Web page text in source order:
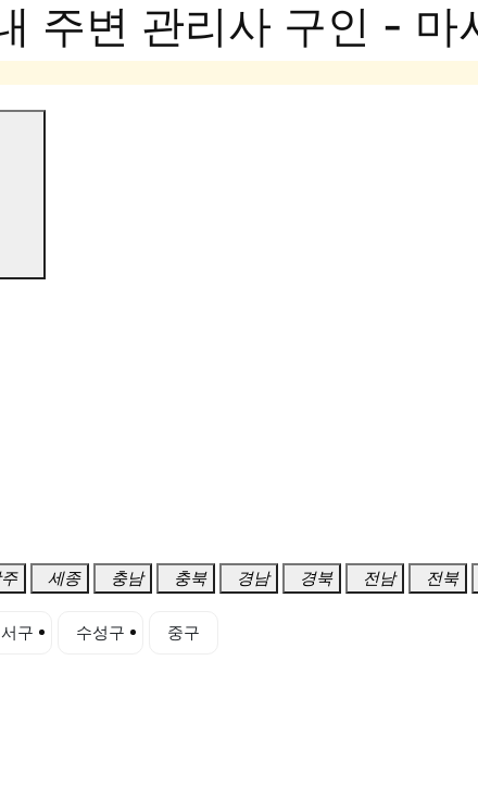
주변 관리사 구인 - 마
세종 충남 충북 경남 경북 전남 전북
서구 수성구
중구